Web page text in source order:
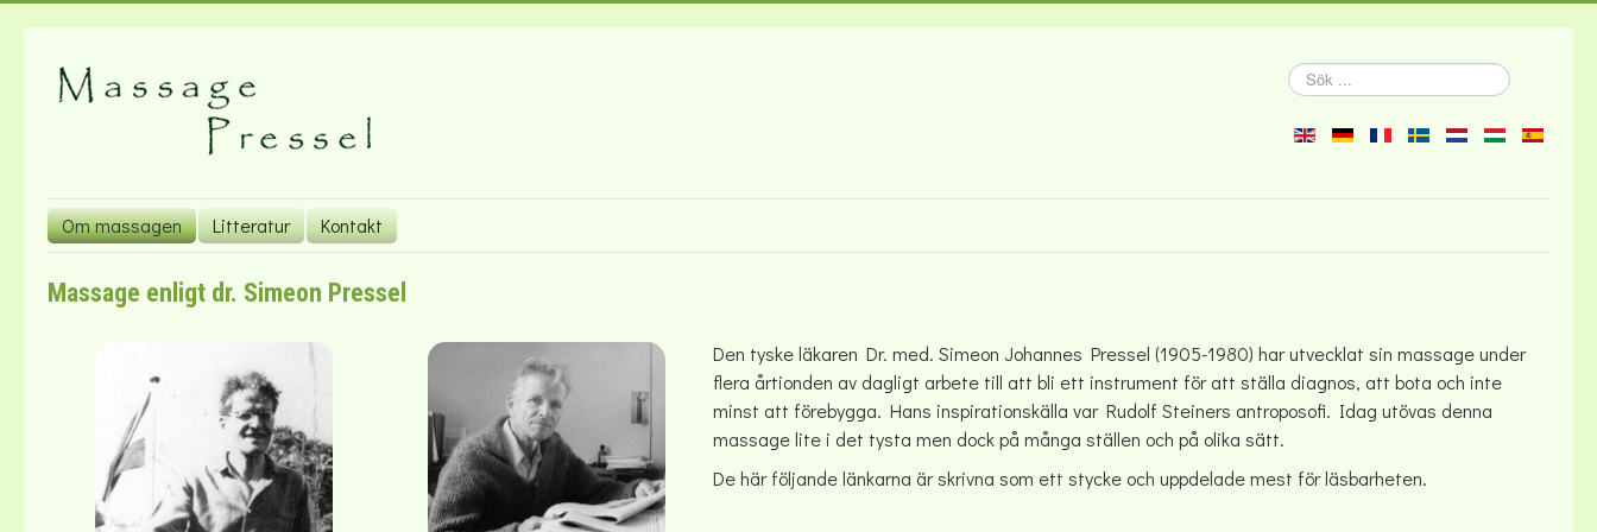
Sök
...
Om massagen Litteratur Kontakt
Massage enligt dr. Simeon Pressel
Den tyske läkaren Dr. med. Simeon Johannes Pressel (1905-1980) har utvecklat sin massage under
flera årtionden av dagligt arbete till att bli ett instrument för att ställa diagnos, att bota och inte
minst att förebygga. Hans inspirationskälla var Rudolf Steiners antroposofi. Idag utövas denna
massage lite i det tysta men dock på många ställen och på olika sätt.
De här följande länkarna är skrivna som ett stycke och uppdelade mest för läsbarheten.